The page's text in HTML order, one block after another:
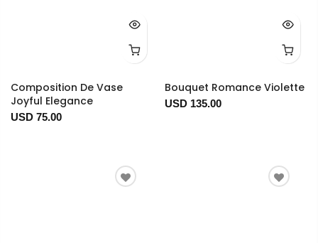
Composition De Vase
Joyful Elegance
USD 75.00
Bouquet Romance Violette
USD 135.00